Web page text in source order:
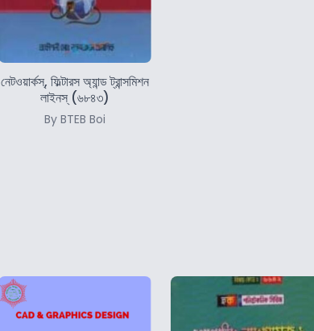
নেটওয়ার্কস্‌, ফিল্টারস অ্যান্ড ট্রান্সমিশন
লাইনস্‌ (৬৮৪৩)
By BTEB Boi